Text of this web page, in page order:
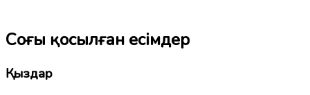
Соңғы қосылған есімдер
Қыздар